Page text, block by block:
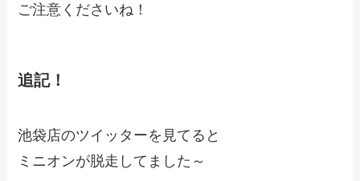
ご注意くださいね！
追記！
池袋店のツイッターを見てると
ミニオンが脱走してました～